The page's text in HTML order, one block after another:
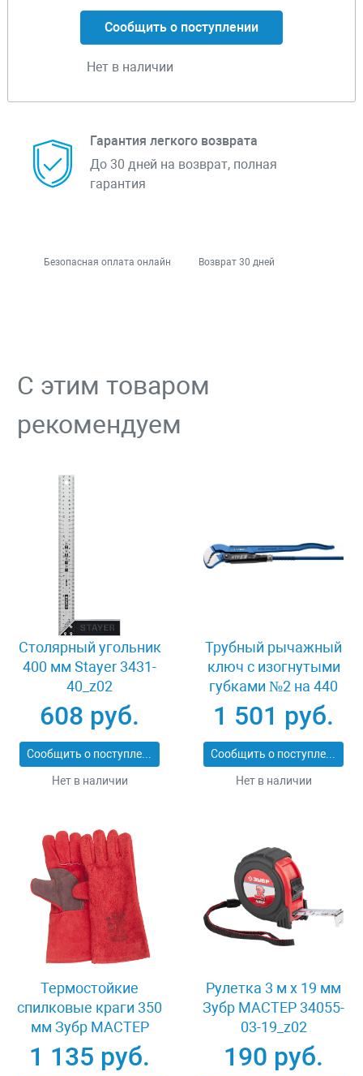
Сообщить о поступлении
Нет в наличии
Гарантия легкого возврата
До 30 дней на возврат, полная
гарантия
Безопасная оплата онлайн Возврат 30 дней
С этим товаром
рекомендуем
Столярный угольник
400 мм Stayer 3431-
40_z02
608 руб.
Сообщить о поступлении
Нет в наличии
Трубный рычажный
ключ с изогнутыми
губками №2 на 440
мм Зубр КТР-S 27336-
2_z02
1 501 руб.
Сообщить о поступлении
Нет в наличии
Термостойкие
спилковые краги 350
мм Зубр МАСТЕР
11334-XL
1 135 руб.
Рулетка 3 м x 19 мм
Зубр МАСТЕР 34055-
03-19_z02
190 руб.